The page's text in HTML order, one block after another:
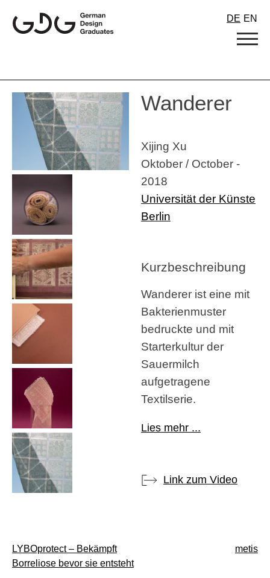
content
DE EN
Wanderer
Xijing Xu
Oktober / October -
2018
Universität der Künste
Berlin
Kurzbeschreibung
Wanderer ist eine mit
Bakterienmuster
bedruckte und mit
Starterkultur der
Sauermilch
aufgetragene
Textilserie.
Lies mehr ...
Link zum Video
Beitragsnavigation
LYBOprotect – Bekämpft
Borreliose bevor sie entsteht
metis